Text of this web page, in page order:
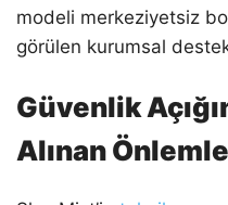
modeli merkeziyetsiz
görülen kurumsal
Güvenlik
Alınan